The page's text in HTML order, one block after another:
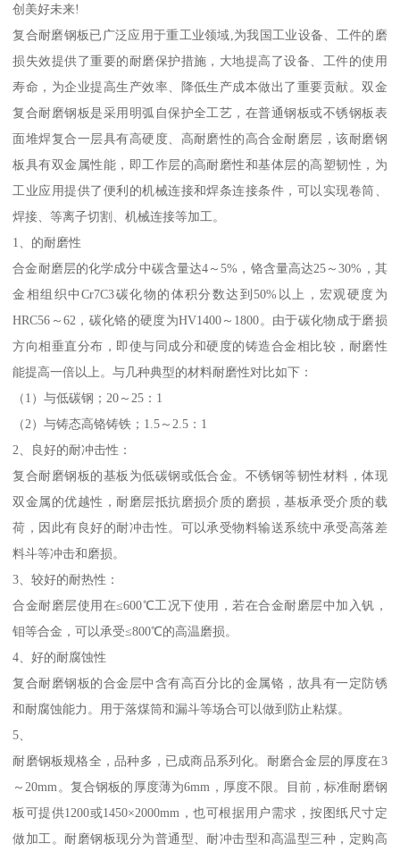
创美好未来!
复合耐磨钢板已广泛应用于重工业领域,为我国工业设备、工件的磨
损失效提供了重要的耐磨保护措施，大地提高了设备、工件的使用
寿命，为企业提高生产效率、降低生产成本做出了重要贡献。双金
复合耐磨钢板是采用明弧自保护全工艺，在普通钢板或不锈钢板表
面堆焊复合一层具有高硬度、高耐磨性的高合金耐磨层，该耐磨钢
板具有双金属性能，即工作层的高耐磨性和基体层的高塑韧性，为
工业应用提供了便利的机械连接和焊条连接条件，可以实现卷筒、
焊接、等离子切割、机械连接等加工。
1、的耐磨性
合金耐磨层的化学成分中碳含量达4～5%，铬含量高达25～30%，其
金相组织中Cr7C3碳化物的体积分数达到50%以上，宏观硬度为
HRC56～62，碳化铬的硬度为HV1400～1800。由于碳化物成于磨损
方向相垂直分布，即使与同成分和硬度的铸造合金相比较，耐磨性
能提高一倍以上。与几种典型的材料耐磨性对比如下：
（1）与低碳钢；20～25：1
（2）与铸态高铬铸铁；1.5～2.5：1
2、良好的耐冲击性：
复合耐磨钢板的基板为低碳钢或低合金。不锈钢等韧性材料，体现
双金属的优越性，耐磨层抵抗磨损介质的磨损，基板承受介质的载
荷，因此有良好的耐冲击性。可以承受物料输送系统中承受高落差
料斗等冲击和磨损。
3、较好的耐热性：
合金耐磨层使用在≤600℃工况下使用，若在合金耐磨层中加入钒，
钼等合金，可以承受≤800℃的高温磨损。
4、好的耐腐蚀性
复合耐磨钢板的合金层中含有高百分比的金属铬，故具有一定防锈
和耐腐蚀能力。用于落煤筒和漏斗等场合可以做到防止粘煤。
5、
耐磨钢板规格全，品种多，已成商品系列化。耐磨合金层的厚度在3
～20mm。复合钢板的厚度薄为6mm，厚度不限。目前，标准耐磨钢
板可提供1200或1450×2000mm，也可根据用户需求，按图纸尺寸定
做加工。耐磨钢板现分为普通型、耐冲击型和高温型三种，定购高